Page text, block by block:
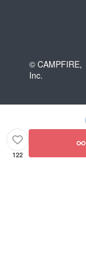
© CAMPFIRE,
Inc.
122